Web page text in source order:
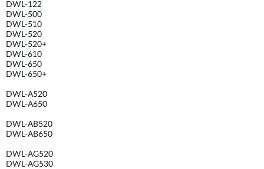
DWL-122
DWL-500
DWL-510
DWL-520
DWL-520+
DWL-610
DWL-650
DWL-650+
DWL-A520
DWL-A650
DWL-AB520
DWL-AB650
DWL-AG520
DWL-AG530